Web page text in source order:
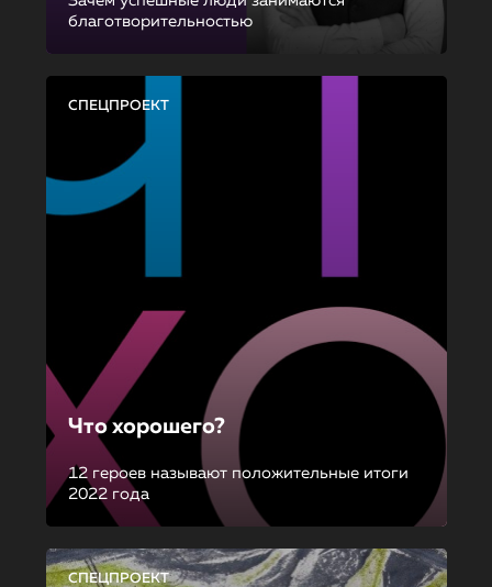
благотворительностью
СПЕЦПРОЕКТ
Что хорошего?
12 героев называют положительные итоги
2022 года
СПЕЦПРОЕКТ